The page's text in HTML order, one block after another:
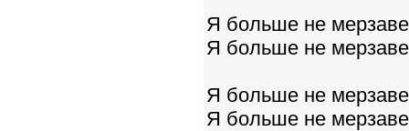
Я больше не
Я больше не
Я больше не
Я больше не